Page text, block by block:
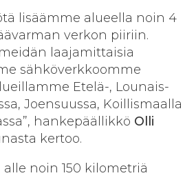
lisäämme alueella noin 4
verkon piiriin.
laajamittaisia
sähköverkkoomme
Etelä-, Lounais-
Joensuussa, Koillismaalla
hankepäällikkö Olli
kertoo.
noin 150 kilometriä